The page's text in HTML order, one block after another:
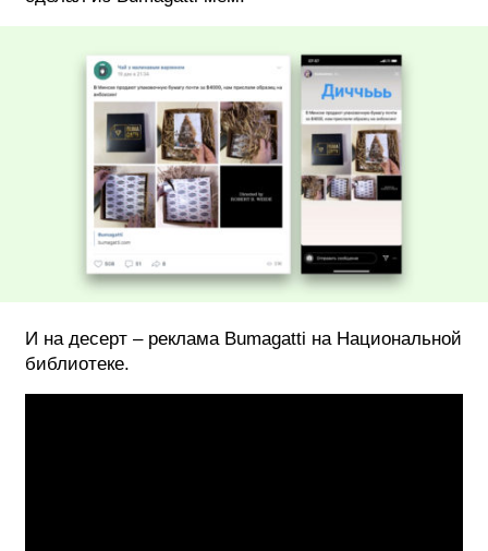
И на десерт – реклама Bumagatti на Национальной
библиотеке.